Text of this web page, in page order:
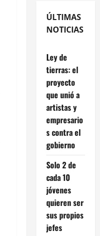
ÚLTIMAS
NOTICIAS
Ley de
tierras: el
proyecto
que unió a
artistas y
empresario
s contra el
gobierno
Solo 2 de
cada 10
jóvenes
quieren ser
sus propios
jefes